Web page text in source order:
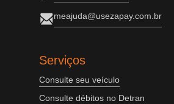
meajuda@usezapay.com.br
Serviços
Consulte seu veículo
Consulte débitos no Detran